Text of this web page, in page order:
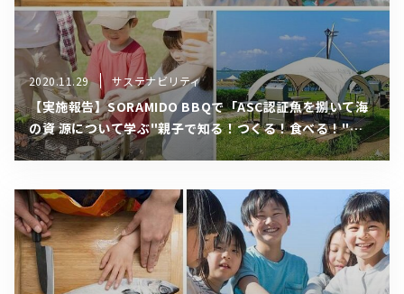
2020.11.29 サステナビリティ
【実施報告】SORAMIDO BBQで「ASC認証⿂を捌いて海
の資 源について学ぶ"親⼦で知る！つくる！⾷べる！"体
験」